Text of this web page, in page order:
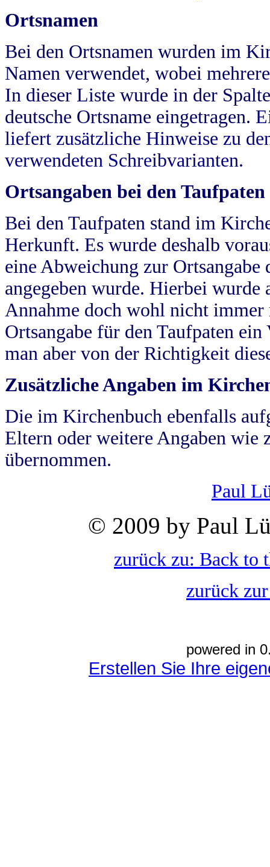
Ortsnamen
Bei den Ortsnamen wurden im
Namen verwendet, wobei
In dieser Liste wurde in der
deutsche Ortsname eingetragen.
liefert zusätzliche Hinweise zu
verwendeten Schreibvarianten.
Ortsangaben bei den Taufpaten
Bei den Taufpaten stand im
Herkunft. Es wurde deshalb
eine Abweichung zur
angegeben wurde. Hierbei wurde
Annahme doch wohl nicht
Ortsangabe für den Taufpaten
man aber von der Richtigkeit
Zusätzliche Angaben im
Die im Kirchenbuch ebenfalls
Eltern oder weitere Angaben wie
übernommen.
Paul
© 2009 by Paul
zurück zu: Back to
zurück
powered in
Erstellen Sie Ihre